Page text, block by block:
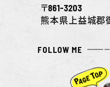
〒861-3203
熊本県上益城
FOLLOW ME